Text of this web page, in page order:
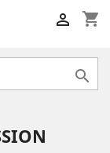
shopping_cart

